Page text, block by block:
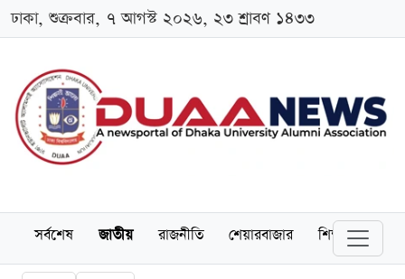
ঢাকা, শুক্রবার, ৭ আগস্ট ২০২৬, ২৩ শ্রাবণ ১৪৩৩
সর্বশেষ জাতীয় রাজনীতি শেয়ারবাজার শিক্ষা